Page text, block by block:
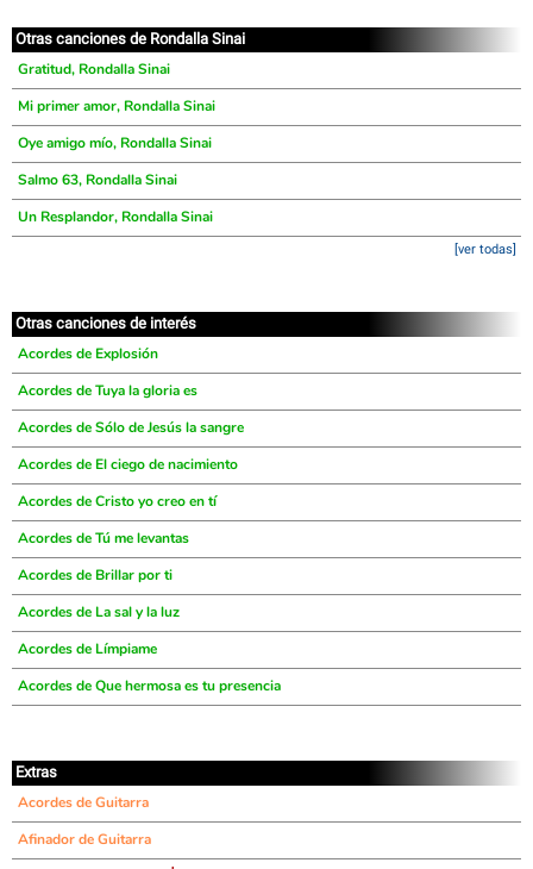
Otras canciones de Rondalla Sinai
Gratitud, Rondalla Sinai
Mi primer amor, Rondalla Sinai
Oye amigo mío, Rondalla Sinai
Salmo 63, Rondalla Sinai
Un Resplandor, Rondalla Sinai
[ver todas]
Otras canciones de interés
Acordes de Explosión
Acordes de Tuya la gloria es
Acordes de Sólo de Jesús la sangre
Acordes de El ciego de nacimiento
Acordes de Cristo yo creo en tí
Acordes de Tú me levantas
Acordes de Brillar por ti
Acordes de La sal y la luz
Acordes de Límpiame
Acordes de Que hermosa es tu presencia
Extras
Acordes de Guitarra
Afinador de Guitarra